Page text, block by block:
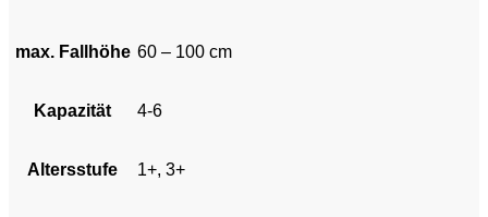
max. Fallhöhe 60 – 100 cm
Kapazität 4-6
Altersstufe 1+, 3+